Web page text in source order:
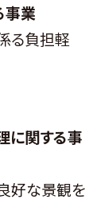
事業
る負担軽
に関する事
好な景観を